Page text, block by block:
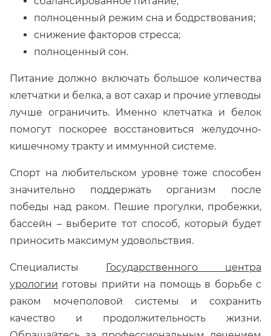
полноценный режим сна и бодрствования;
снижение факторов стресса;
полноценный сон.
Питание должно включать большое количества
клетчатки и белка, а вот сахар и прочие углеводы
лучше ограничить. Именно клетчатка и белок
помогут поскорее восстановиться желудочно-
кишечному тракту и иммунной системе.
Спорт на любительском уровне тоже способен
значительно поддержать организм после
победы над раком. Пешие прогулки, пробежки,
бассейн – выберите тот способ, который будет
приносить максимум удовольствия.
Специалисты
Государственного центра
урологии готовы прийти на помощь в борьбе с
раком мочеполовой системы и сохранить
качество и продолжительность жизни.